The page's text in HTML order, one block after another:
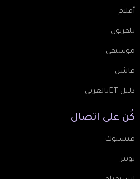
أفلام
تلفزيون
موسيقى
فاشن
دليل ETبالعربي
كُن على اتصال
فيسبوك
تويتر